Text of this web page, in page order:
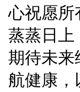
心祝愿所
蒸蒸日上
期待未来
航健康，